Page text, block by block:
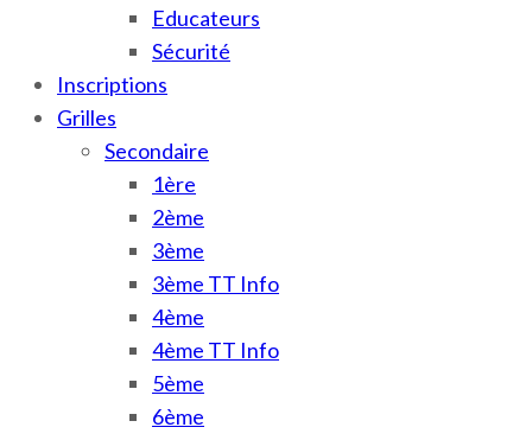
Educateurs
Sécurité
Inscriptions
Grilles
Secondaire
1ère
2ème
3ème
3ème TT Info
4ème
4ème TT Info
5ème
6ème